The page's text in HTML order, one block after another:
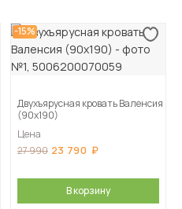
-15%
Двухъярусная кровать Валенсия
(90х190)
Цена
27 990 23 790
В корзину